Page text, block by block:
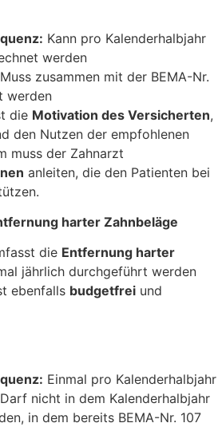
Kann pro Kalenderhalbjahr
werden
Muss zusammen mit der BEMA-Nr.
werden
die Motivation des Versicherten,
den Nutzen der empfohlenen
muss der Zahnarzt
anleiten, die den Patienten bei
harter Zahnbeläge
die Entfernung harter
jährlich durchgeführt werden
ebenfalls budgetfrei und
Einmal pro Kalenderhalbjahr
Darf nicht in dem Kalenderhalbjahr
in dem bereits BEMA-Nr. 107